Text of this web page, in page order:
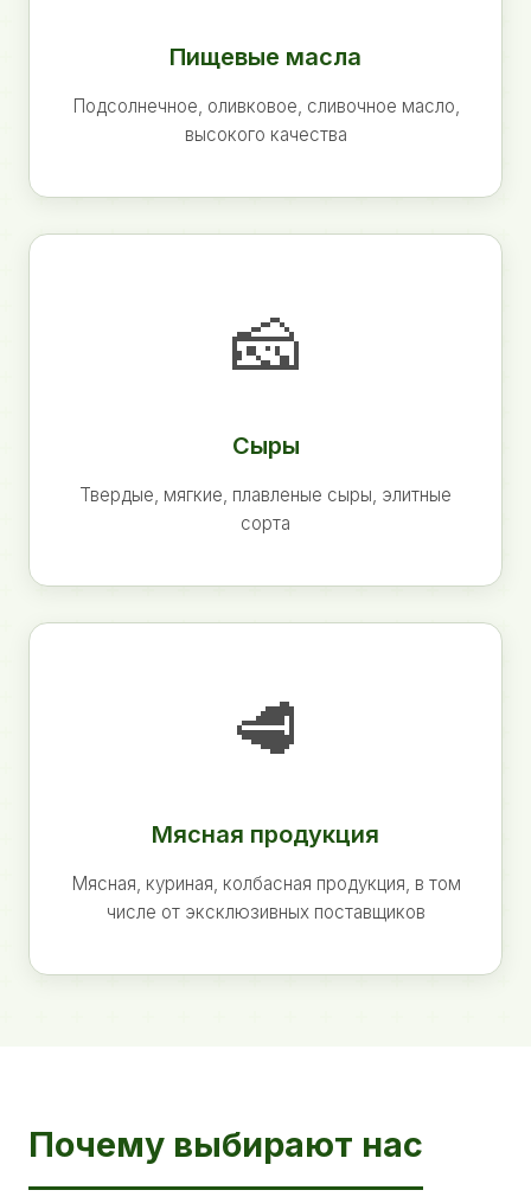
Пищевые масла
Подсолнечное, оливковое, сливочное масло,
высокого качества
🧀
Сыры
Твердые, мягкие, плавленые сыры, элитные
сорта
🥩
Мясная продукция
Мясная, куриная, колбасная продукция, в том
числе от эксклюзивных поставщиков
Почему выбирают нас